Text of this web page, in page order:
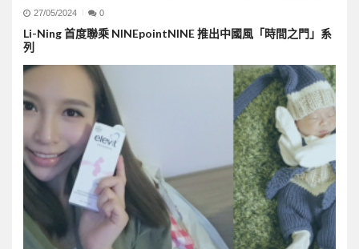
27/05/2024 0
Li-Ning 首度聯乘 NINEpointNINE 推出中國風「時間之門」系
列